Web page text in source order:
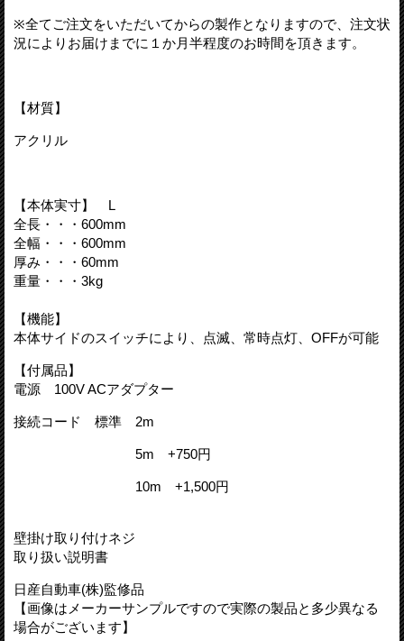
※全てご注文をいただいてからの製作となりますので、注文状
況によりお届けまでに１か月半程度のお時間を頂きます。
【材質】
アクリル
【本体実寸】 L
全長・・・600mm
全幅・・・600mm
厚み・・・60mm
重量・・・3kg
【機能】
本体サイドのスイッチにより、点滅、常時点灯、OFFが可能
【付属品】
電源 100V ACアダプター
接続コード 標準 2m
5m +750円
10m +1,500円
壁掛け取り付けネジ
取り扱い説明書
日産自動車(株)監修品
【画像はメーカーサンプルですので実際の製品と多少異なる
場合がございます】